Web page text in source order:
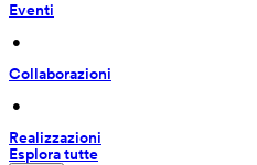
Eventi
•
Collaborazioni
•
Realizzazioni
Esplora tutte